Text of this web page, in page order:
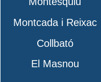
Montcada i Reixac
Collbató
El Masnou